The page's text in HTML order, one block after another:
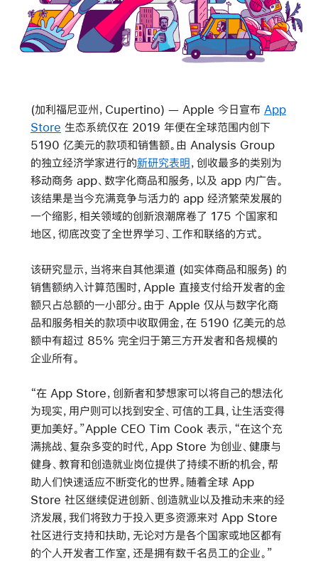
(加利福尼亚州，Cupertino) — Apple 今日宣布 App
Store 生态系统仅在 2019 年便在全球范围内创下
5190 亿美元的款项和销售额。由 Analysis Group
的独立经济学家进行的新研究表明，创收最多的类别为
移动商务 app、数字化商品和服务，以及 app 内广告。
该结果是当今充满竞争与活力的 app 经济繁荣发展的
一个缩影，相关领域的创新浪潮席卷了 175 个国家和
地区，彻底改变了全世界学习、工作和联络的方式。
该研究显示，当将来自其他渠道 (如实体商品和服务) 的
销售额纳入计算范围时，Apple 直接支付给开发者的金
额只占总额的一小部分。由于 Apple 仅从与数字化商
品和服务相关的款项中收取佣金，在 5190 亿美元的总
额中有超过 85% 完全归于第三方开发者和各规模的
企业所有。
“在 App Store，创新者和梦想家可以将自己的想法化
为现实，用户则可以找到安全、可信的工具，让生活变得
更加美好。”Apple CEO Tim Cook 表示，“在这个充
满挑战、复杂多变的时代，App Store 为创业、健康与
健身、教育和创造就业岗位提供了持续不断的机会，帮
助人们快速适应不断变化的世界。随着全球 App
Store 社区继续促进创新、创造就业以及推动未来的经
济发展，我们将致力于投入更多资源来对 App Store
社区进行支持和扶助，无论对方是各个国家或地区都有
的个人开发者工作室，还是拥有数千名员工的企业。”